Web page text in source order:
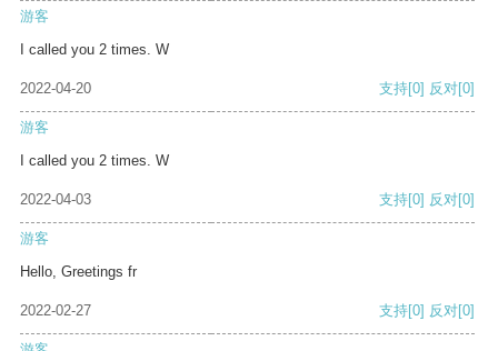
游客
I called you 2 times. W
2022-04-20 支持[0] 反对[0]
游客
I called you 2 times. W
2022-04-03 支持[0] 反对[0]
游客
Hello, Greetings fr
2022-02-27 支持[0] 反对[0]